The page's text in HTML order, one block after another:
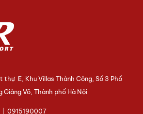
thự E, Khu Villas Thành Công, Số 3 Phố
Giảng Võ, Thành phố Hà Nội
| 0915190007